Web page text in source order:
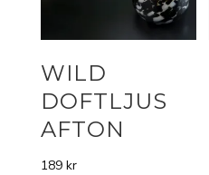
WILD
DOFTLJUS
AFTON
189 kr